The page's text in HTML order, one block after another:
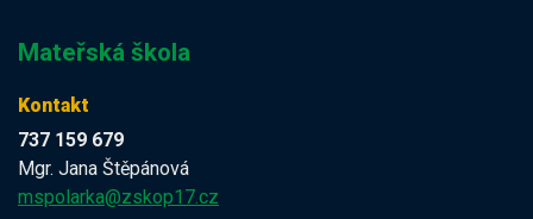
Mateřská škola
Kontakt
737 159 679
Mgr. Jana Štěpánová
mspolarka@zskop17.cz